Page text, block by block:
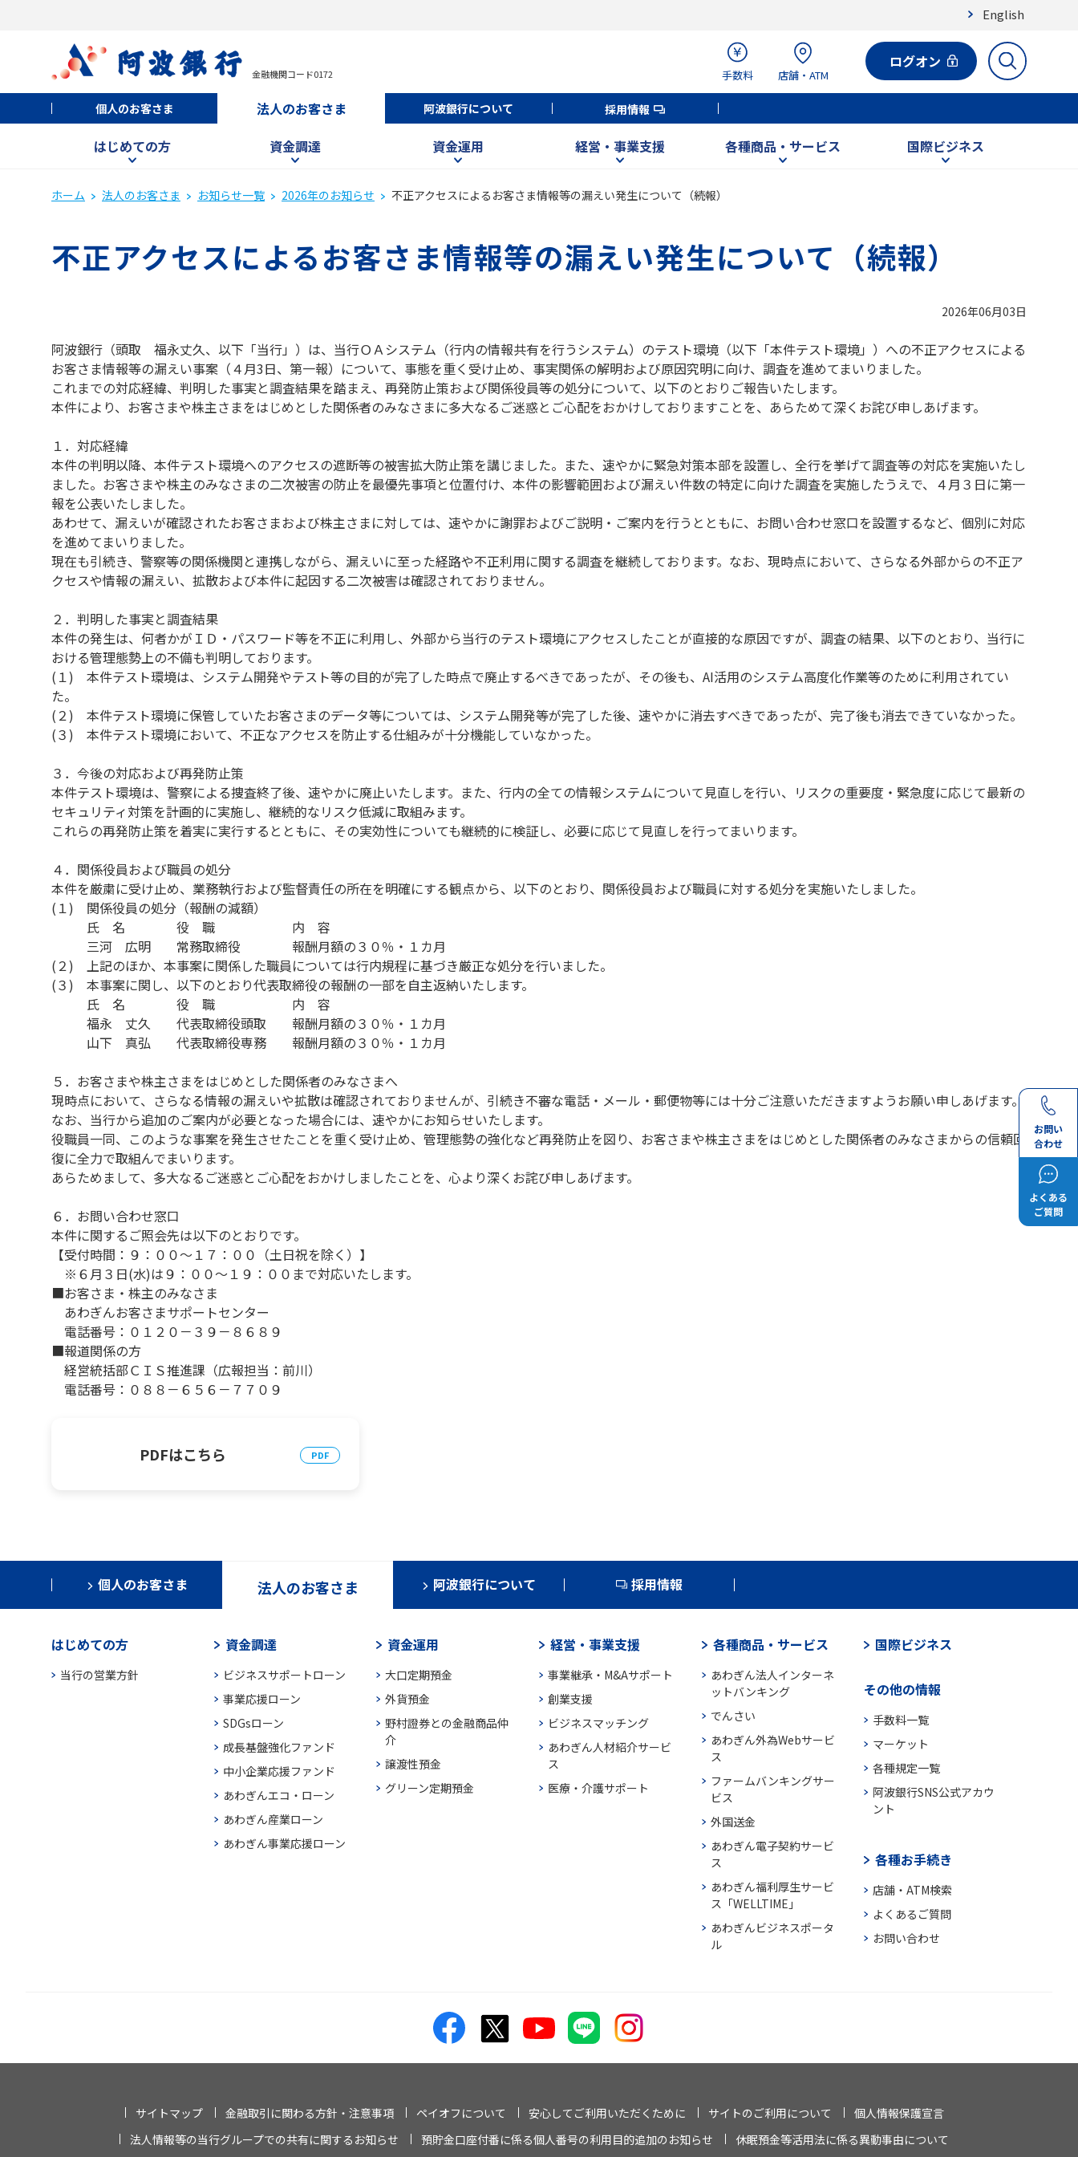
English
金融機関コード0172 手数料 店舗・ATM
ログオン
個人のお客さま 法人のお客さま 阿波銀行について 採用情報
はじめての方 資金調達 資金運用 経営・事業支援 各種商品・サービス 国際ビジネス
お問い
合わせ
よくある
ご質問
ホーム 法人のお客さま お知らせ一覧 2026年のお知らせ 不正アクセスによるお客さま情報等の漏えい発生について（続報）
不正アクセスによるお客さま情報等の漏えい発生について（続報）
2026年06月03日
阿波銀行（頭取 福永丈久、以下「当行」）は、当行ＯＡシステム（行内の情報共有を行うシステム）のテスト環境（以下「本件テスト環境」）への不正アクセスによる
お客さま情報等の漏えい事案（４月3日、第一報）について、事態を重く受け止め、事実関係の解明および原因究明に向け、調査を進めてまいりました。
これまでの対応経緯、判明した事実と調査結果を踏まえ、再発防止策および関係役員等の処分について、以下のとおりご報告いたします。
本件により、お客さまや株主さまをはじめとした関係者のみなさまに多大なるご迷惑とご心配をおかけしておりますことを、あらためて深くお詫び申しあげます。
１．対応経緯
本件の判明以降、本件テスト環境へのアクセスの遮断等の被害拡大防止策を講じました。また、速やかに緊急対策本部を設置し、全行を挙げて調査等の対応を実施いたし
ました。お客さまや株主のみなさまの二次被害の防止を最優先事項と位置付け、本件の影響範囲および漏えい件数の特定に向けた調査を実施したうえで、４月３日に第一
報を公表いたしました。
あわせて、漏えいが確認されたお客さまおよび株主さまに対しては、速やかに謝罪およびご説明・ご案内を行うとともに、お問い合わせ窓口を設置するなど、個別に対応
を進めてまいりました。
現在も引続き、警察等の関係機関と連携しながら、漏えいに至った経路や不正利用に関する調査を継続しております。なお、現時点において、さらなる外部からの不正ア
クセスや情報の漏えい、拡散および本件に起因する二次被害は確認されておりません。
２．判明した事実と調査結果
本件の発生は、何者かがＩＤ・パスワード等を不正に利用し、外部から当行のテスト環境にアクセスしたことが直接的な原因ですが、調査の結果、以下のとおり、当行に
おける管理態勢上の不備も判明しております。
(１) 本件テスト環境は、システム開発やテスト等の目的が完了した時点で廃止するべきであったが、その後も、AI活用のシステム高度化作業等のために利用されてい
た。
(２) 本件テスト環境に保管していたお客さまのデータ等については、システム開発等が完了した後、速やかに消去すべきであったが、完了後も消去できていなかった。
(３) 本件テスト環境において、不正なアクセスを防止する仕組みが十分機能していなかった。
３．今後の対応および再発防止策
本件テスト環境は、警察による捜査終了後、速やかに廃止いたします。また、行内の全ての情報システムについて見直しを行い、リスクの重要度・緊急度に応じて最新の
セキュリティ対策を計画的に実施し、継続的なリスク低減に取組みます。
これらの再発防止策を着実に実行するとともに、その実効性についても継続的に検証し、必要に応じて見直しを行ってまいります。
４．関係役員および職員の処分
本件を厳粛に受け止め、業務執行および監督責任の所在を明確にする観点から、以下のとおり、関係役員および職員に対する処分を実施いたしました。
(１) 関係役員の処分（報酬の減額）
氏 名 役 職 内 容
三河 広明 常務取締役 報酬月額の３０％・１カ月
(２) 上記のほか、本事案に関係した職員については行内規程に基づき厳正な処分を行いました。
(３) 本事案に関し、以下のとおり代表取締役の報酬の一部を自主返納いたします。
氏 名 役 職 内 容
福永 丈久 代表取締役頭取 報酬月額の３０％・１カ月
山下 真弘 代表取締役専務 報酬月額の３０％・１カ月
５．お客さまや株主さまをはじめとした関係者のみなさまへ
現時点において、さらなる情報の漏えいや拡散は確認されておりませんが、引続き不審な電話・メール・郵便物等には十分ご注意いただきますようお願い申しあげます。
なお、当行から追加のご案内が必要となった場合には、速やかにお知らせいたします。
役職員一同、このような事案を発生させたことを重く受け止め、管理態勢の強化など再発防止を図り、お客さまや株主さまをはじめとした関係者のみなさまからの信頼回
復に全力で取組んでまいります。
あらためまして、多大なるご迷惑とご心配をおかけしましたことを、心より深くお詫び申しあげます。
６．お問い合わせ窓口
本件に関するご照会先は以下のとおりです。
【受付時間：９：００～１７：００（土日祝を除く）】
※６月３日(水)は９：００～１９：００まで対応いたします。
■お客さま・株主のみなさま
あわぎんお客さまサポートセンター
電話番号：０１２０－３９－８６８９
■報道関係の方
経営統括部ＣＩＳ推進課（広報担当：前川）
電話番号：０８８－６５６－７７０９
PDFはこちら
個人のお客さま 法人のお客さま 阿波銀行について 採用情報
はじめての方
当行の営業方針
資金調達
ビジネスサポートローン
事業応援ローン
SDGsローン
成長基盤強化ファンド
中小企業応援ファンド
あわぎんエコ・ローン
あわぎん産業ローン
あわぎん事業応援ローン
資金運用
大口定期預金
外貨預金
野村證券との金融商品仲
介
譲渡性預金
グリーン定期預金
経営・事業支援
事業継承・M&Aサポート
創業支援
ビジネスマッチング
あわぎん人材紹介サービ
ス
医療・介護サポート
各種商品・サービス
あわぎん法人インターネ
ットバンキング
でんさい
あわぎん外為Webサービ
ス
ファームバンキングサー
ビス
外国送金
あわぎん電子契約サービ
ス
あわぎん福利厚生サービ
ス「WELLTIME」
あわぎんビジネスポータ
ル
国際ビジネス
その他の情報
手数料一覧
マーケット
各種規定一覧
阿波銀行SNS公式アカウ
ント
各種お手続き
店舗・ATM検索
よくあるご質問
お問い合わせ
サイトマップ 金融取引に関わる方針・注意事項 ペイオフについて 安心してご利用いただくために サイトのご利用について
個人情報保護宣言
法人情報等の当行グループでの共有に関するお知らせ
預貯金口座付番に係る個人番号の利用目的追加のお知らせ 休眠預金等活用法に係る異動事由について